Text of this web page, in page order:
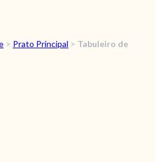
RECEITAS
> Prato Principal > Tabuleiro de